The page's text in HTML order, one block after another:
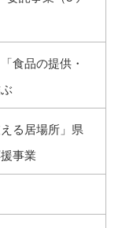
食品の提供・
る居場所」県
事業